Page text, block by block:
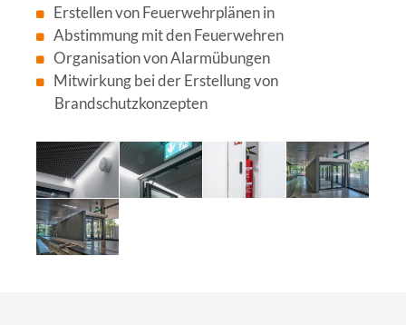
Erstellen von Feuerwehrplänen in
Abstimmung mit den Feuerwehren
Organisation von Alarmübungen
Mitwirkung bei der Erstellung von
Brandschutzkonzepten